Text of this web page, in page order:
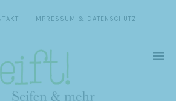
IMPRESSUM & DATENSCHUTZ